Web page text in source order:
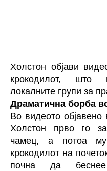
Холстон објави
крокодилот, што
локалните групи за
Драматична борба
Во видеото објавено
Холстон прво го
чамец, а потоа
крокодилот на
почна да